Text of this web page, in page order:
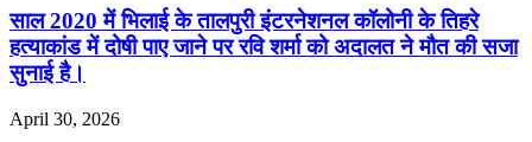
साल 2020 में भिलाई के तालपुरी इंटरनेशनल कॉलोनी के तिहरे
हत्याकांड में दोषी पाए जाने पर रवि शर्मा को अदालत ने मौत की सजा
सुनाई है।
April 30, 2026